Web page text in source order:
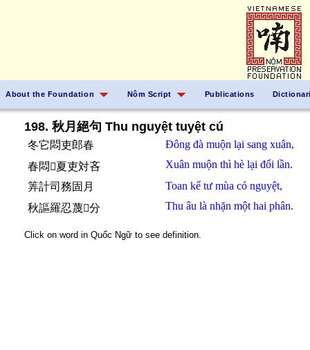
About the Foundation Nôm Script Publications
198. 秋月絕句 Thu nguyệt tuyệt cú
冬它悶吏郎春 Đông đà muộn lại sang xuân,
春悶𪰛夏吏対吝
Xuân muộn thì hè lại đổi lần.
筭計司務固月
Toan kể tư mùa có nguyệt,
秋謳羅忍蔑𠄩分
Thu âu là nhặn một hai phân.
Click on word in Quốc Ngữ to see definition.